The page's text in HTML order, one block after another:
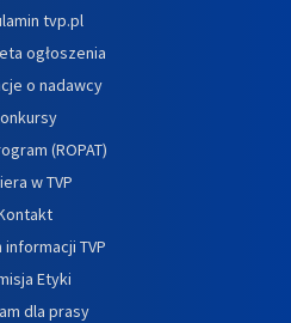
tvp.pl
ogłoszenia
o nadawcy
(ROPAT)
w TVP
informacji TVP
Etyki
dla prasy